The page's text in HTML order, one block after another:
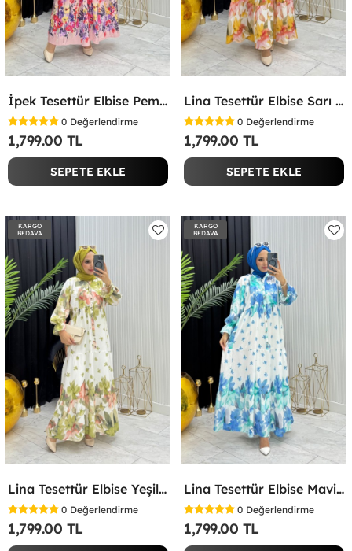
İpek Tesettür Elbise Pembe Pembe
0 Değerlendirme
1,799.00 TL
SEPETE EKLE
Lina Tesettür Elbise Sarı Sarı
0 Değerlendirme
1,799.00 TL
SEPETE EKLE
KARGO
BEDAVA
Lina Tesettür Elbise Yeşil Yeşil
0 Değerlendirme
1,799.00 TL
KARGO
BEDAVA
Lina Tesettür Elbise Mavi Mavi
0 Değerlendirme
1,799.00 TL